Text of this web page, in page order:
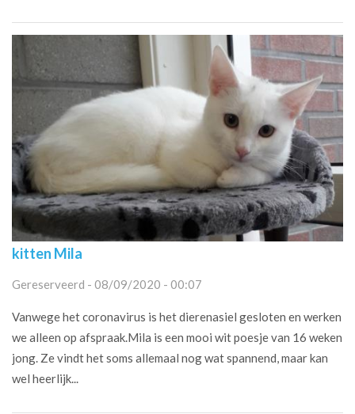
kitten Mila
Gereserveerd - 08/09/2020 - 00:07
Vanwege het coronavirus is het dierenasiel gesloten en werken
we alleen op afspraak.Mila is een mooi wit poesje van 16 weken
jong. Ze vindt het soms allemaal nog wat spannend, maar kan
wel heerlijk...